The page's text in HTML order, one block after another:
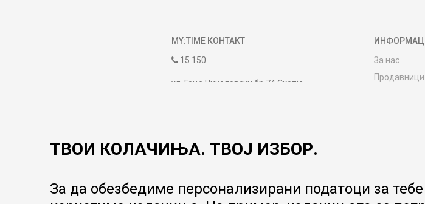
MY:TIME КОНТАКТ
15 150
ул. Гоце Николовски бр.74 Скопје
09:00 до 17:00
За нас
Продавници
Гаранција
ТВОИ КОЛАЧИЊА. ТВОЈ ИЗБОР.
За да обезбедиме персонализирани податоци за